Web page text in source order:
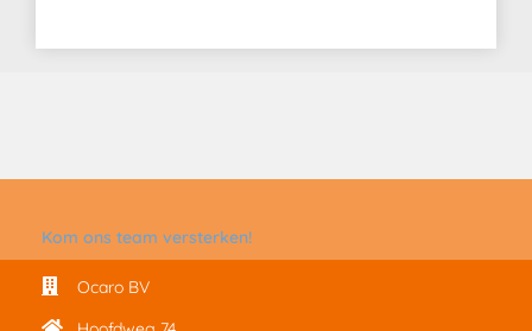
Kom ons team versterken!
Ocaro BV